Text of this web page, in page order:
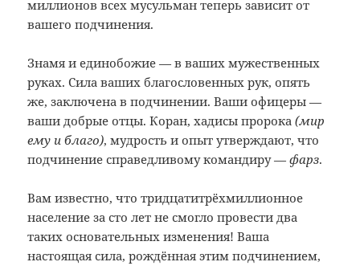
миллионов всех мусульман теперь зависит от
вашего подчинения.
Знамя и единобожие — в ваших мужественных
руках. Сила ваших благословенных рук, опять
же, заключена в подчинении. Ваши офицеры —
ваши добрые отцы. Коран, хадисы пророка(мир
ему и благо), мудрость и опыт утверждают, что
подчинение справедливому командиру —фарз.
Вам известно, что тридцатитрёхмиллионное
население за сто лет не смогло провести два
таких основательных изменения! Ваша
настоящая сила, рождённая этим подчинением,